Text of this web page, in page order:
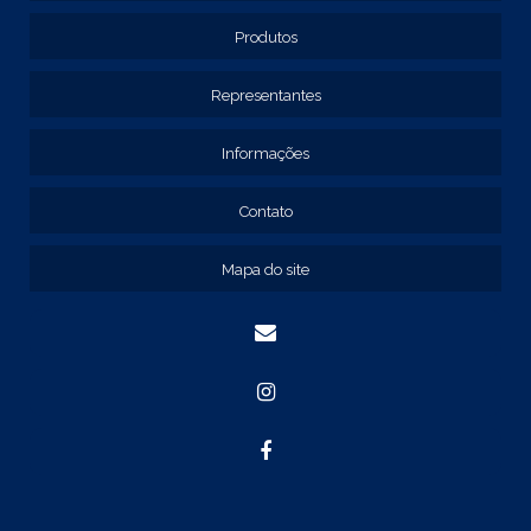
FORNECEDOR DE PAINEL ELÉTRICO
PAINEL ELÉTRICO DE BAIXA TENSÃO
QUADRO DE COMANDO 40X30X20
QUADRO DE COMANDO DE SOBREPOR
QUADRO DE COMANDO FABRICANTE
Produtos
Representantes
Informações
Contato
Mapa do site